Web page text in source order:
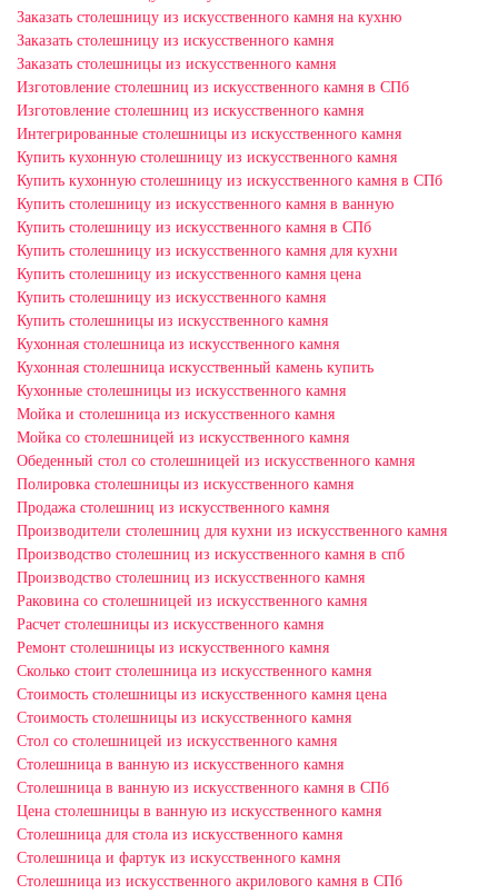
Заказать столешницу из искусственного камня на кухню
Заказать столешницу из искусственного камня
Заказать столешницы из искусственного камня
Изготовление столешниц из искусственного камня в СПб
Изготовление столешниц из искусственного камня
Интегрированные столешницы из искусственного камня
Купить кухонную столешницу из искусственного камня
Купить кухонную столешницу из искусственного камня в СПб
Купить столешницу из искусственного камня в ванную
Купить столешницу из искусственного камня в СПб
Купить столешницу из искусственного камня для кухни
Купить столешницу из искусственного камня цена
Купить столешницу из искусственного камня
Купить столешницы из искусственного камня
Кухонная столешница из искусственного камня
Кухонная столешница искусственный камень купить
Кухонные столешницы из искусственного камня
Мойка и столешница из искусственного камня
Мойка со столешницей из искусственного камня
Обеденный стол со столешницей из искусственного камня
Полировка столешницы из искусственного камня
Продажа столешниц из искусственного камня
Производители столешниц для кухни из искусственного камня
Производство столешниц из искусственного камня в спб
Производство столешниц из искусственного камня
Раковина со столешницей из искусственного камня
Расчет столешницы из искусственного камня
Ремонт столешницы из искусственного камня
Сколько стоит столешница из искусственного камня
Стоимость столешницы из искусственного камня цена
Стоимость столешницы из искусственного камня
Стол со столешницей из искусственного камня
Столешница в ванную из искусственного камня
Столешница в ванную из искусственного камня в СПб
Цена столешницы в ванную из искусственного камня
Столешница для стола из искусственного камня
Столешница и фартук из искусственного камня
Столешница из искусственного акрилового камня в СПб